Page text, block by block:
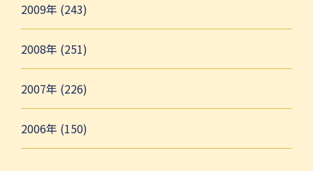
2009年 (243)
2008年 (251)
2007年 (226)
2006年 (150)